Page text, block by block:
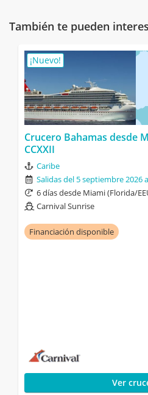
También te pueden
¡Nuevo!
Crucero Bahamas desde
CCXXII
Caribe
Salidas del 5 septiembre 2026
6 días desde Miami (Florida/
Carnival Sunrise
Financiación disponible
Ver